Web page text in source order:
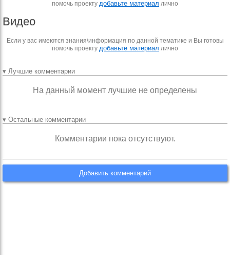
помочь проекту добавьте материал лично
Видео
Если у вас имеются знания\информация по данной тематике и Вы готовы
помочь проекту добавьте материал лично
▾ Лучшие комментарии
На данный момент лучшие не определены
▾ Остальные комментарии
Комментарии пока отсутствуют.
Добавить комментарий